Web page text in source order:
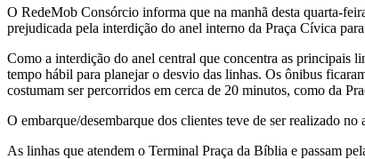
O RedeMob Consórcio informa que na manhã desta quarta-
prejudicada pela interdição do anel interno da Praça Cívica
Como a interdição do anel central que concentra as principais
tempo hábil para planejar o desvio das linhas. Os ônibus
costumam ser percorridos em cerca de 20 minutos, como da
O embarque/desembarque dos clientes teve de ser realizado
As linhas que atendem o Terminal Praça da Bíblia e passam